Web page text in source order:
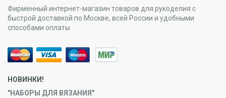
Фирменный интернет-магазин товаров для рукоделия с
быстрой доставкой по Москве, всей России и удобными
способами оплаты
НОВИНКИ!
"НАБОРЫ ДЛЯ ВЯЗАНИЯ"